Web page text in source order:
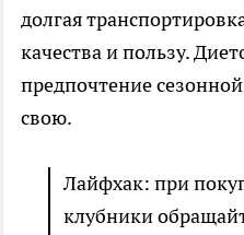
долгая
качества и пользу.
предпочтение
свою.
Лайфхак: при
клубники